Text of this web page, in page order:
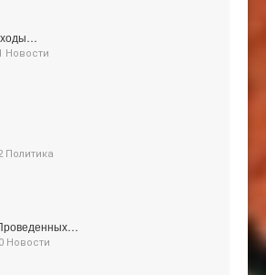
Новости
Политика
Новости